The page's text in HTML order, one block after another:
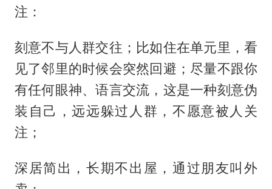
注：
刻意不与人群交往；比如住在单元里，看
见了邻里的时候会突然回避；尽量不跟你
有任何眼神、语言交流，这是一种刻意伪
装自己，远远躲过人群，不愿意被人关
注；
深居简出，长期不出屋，通过朋友叫外